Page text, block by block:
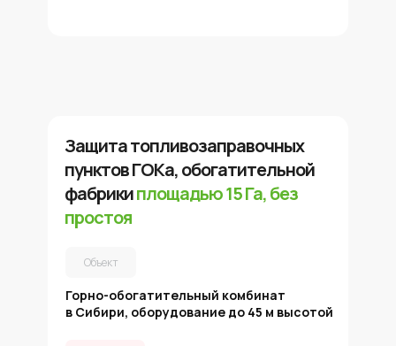
Горно-обогатительный комбинат
в Сибири, оборудование до 45 м высотой
Объект
Защита топливозаправочных
пунктов ГОКа, обогатительной
фабрикиплощадью 15 Га, без
простоя